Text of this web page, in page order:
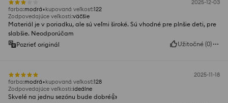
2025-12-03
farba:modrá kupovaná veľkosť:122
Zodpovedajúce veľkosti:väčšie
Materiál je v poriadku, ale sú veľmi široké. Sú vhodné pre plnšie deti, pre
slabšie. Neodporúčam
Pozrieť originál
Užitočné (0)
2025-11-18
farba:modrá kupovaná veľkosť:128
Zodpovedajúce veľkosti:ideálne
Skvelé na jednu sezónu bude dobré👍️